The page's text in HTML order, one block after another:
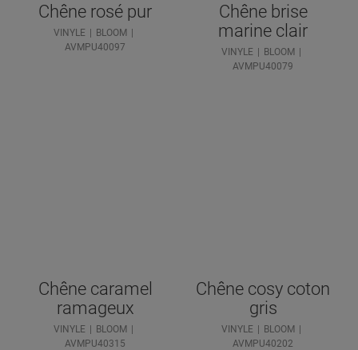
Chêne rosé pur
VINYLE
BLOOM
AVMPU40097
Chêne brise
marine clair
VINYLE
BLOOM
AVMPU40079
Chêne caramel
ramageux
VINYLE
BLOOM
AVMPU40315
Chêne cosy coton
gris
VINYLE
BLOOM
AVMPU40202